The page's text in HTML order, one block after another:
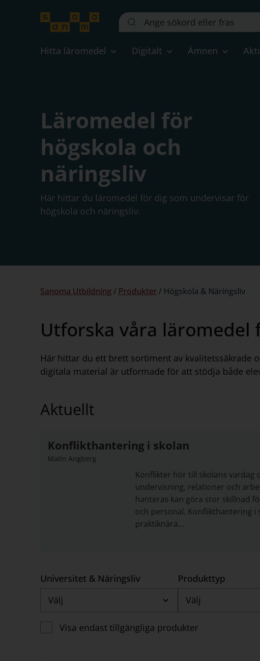
Sök
på
webbplatsen::
Hitta läromedel Digitalt Ämnen
Läromedel för
högskola och
näringsliv
Här hittar du läromedel för dig som undervisar för
högskola och näringsliv.
Du
Sanoma Utbildning / Produkter / Högskola & Näringsliv
Utforska våra läromedel
Här hittar du ett brett sortiment av kvalitetssäkrade
digitala material är utformade för att stödja både
Aktuellt
Konflikthantering i skolan
Malin Angberg
Konflikter hör till skolans vardag
undervisning, relationer och
hanteras kan göra stor skillnad
och personal. Konflikthantering i
praktiknära…
Universitet & Näringsliv
Välj
Produkttyp
Välj
Visa endast tillgängliga produkter